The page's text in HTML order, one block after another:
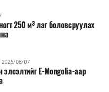
тоног төхөөрөмж,
авах;
зүйн салбараас бусад
бусад кино,
250 м³ лаг боловсруулах
2026/08/07
элсэлтийг E-Mongolia-аар